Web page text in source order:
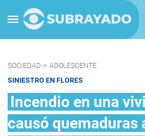
SOCIEDAD > ADOLESCENTE
SINIESTRO EN FLORES
Incendio en una
causó quemaduras